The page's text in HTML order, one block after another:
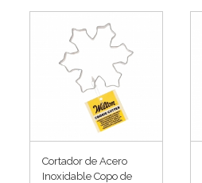
Cortador de Acero
Inoxidable Copo de